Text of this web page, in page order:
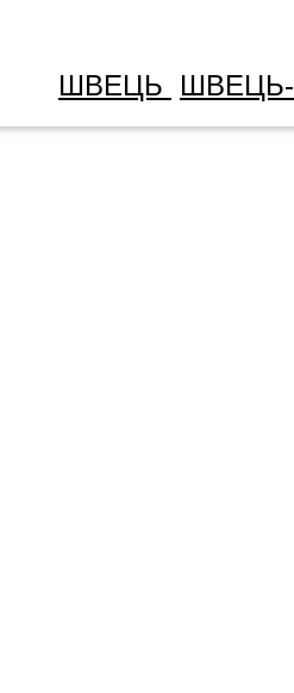
ШВЕЦЬ ШВЕЦЬ-